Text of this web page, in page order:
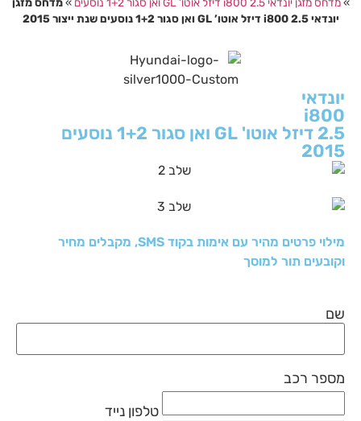
יונדאי i800 2.5 דיזל אוטו’ GL ואן סגור 1+2 נוסעים שנת ייצור 2015
יונדאי
i800
2.5 דיזל אוטו' GL ואן סגור 1+2 נוסעים
2015
מילוי פרטים מהיר עם אימות בקוד SMS, מקבלים מחיר
וקובעים תור למוסך
שם
מספר רכב
טלפון נייד